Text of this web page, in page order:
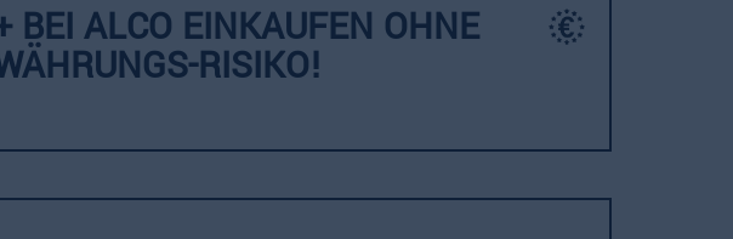
BEI ALCO EINKAUFEN OHNE
RISIKO!